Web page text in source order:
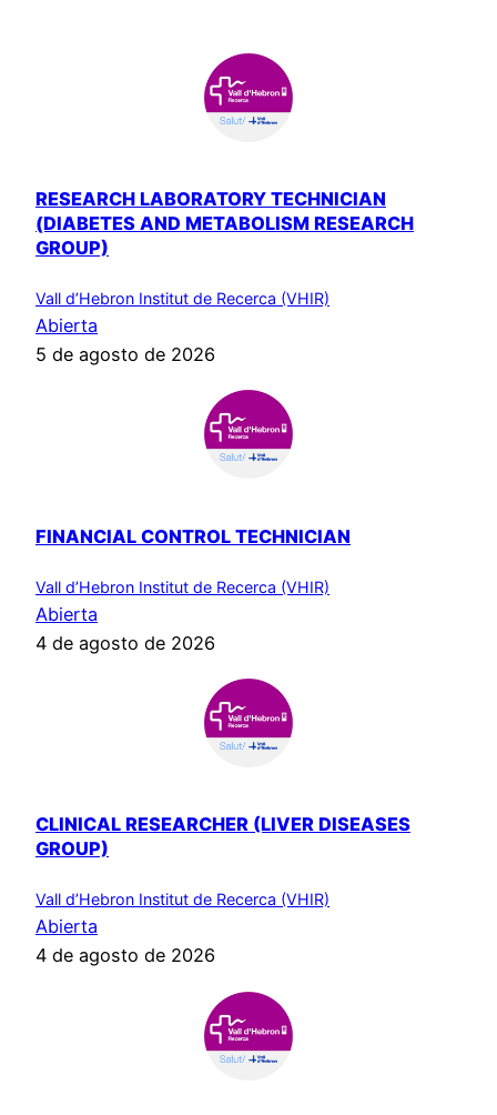
RESEARCH LABORATORY TECHNICIAN
(DIABETES AND METABOLISM RESEARCH
GROUP)
Vall d’Hebron Institut de Recerca (VHIR)
Abierta
5 de agosto de 2026
FINANCIAL CONTROL TECHNICIAN
Vall d’Hebron Institut de Recerca (VHIR)
Abierta
4 de agosto de 2026
CLINICAL RESEARCHER (LIVER DISEASES
GROUP)
Vall d’Hebron Institut de Recerca (VHIR)
Abierta
4 de agosto de 2026